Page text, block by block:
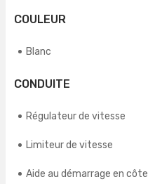
COULEUR
Blanc
CONDUITE
Régulateur de vitesse
Limiteur de vitesse
Aide au démarrage en côte